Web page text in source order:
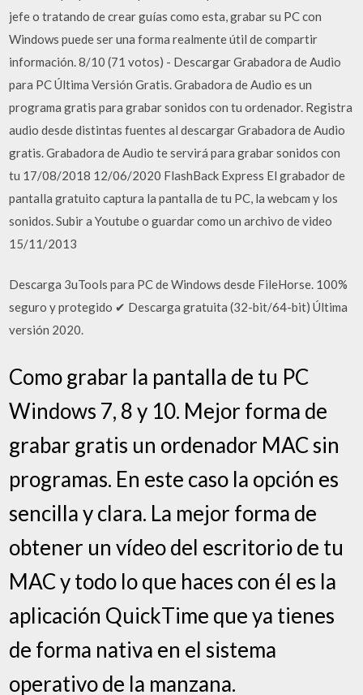
jefe o tratando de crear guías como esta, grabar su PC con
Windows puede ser una forma realmente útil de compartir
información. 8/10 (71 votos) - Descargar Grabadora de Audio
para PC Última Versión Gratis. Grabadora de Audio es un
programa gratis para grabar sonidos con tu ordenador. Registra
audio desde distintas fuentes al descargar Grabadora de Audio
gratis. Grabadora de Audio te servirá para grabar sonidos con
tu 17/08/2018 12/06/2020 FlashBack Express El grabador de
pantalla gratuito captura la pantalla de tu PC, la webcam y los
sonidos. Subir a Youtube o guardar como un archivo de video
15/11/2013
Descarga 3uTools para PC de Windows desde FileHorse. 100%
seguro y protegido ✔ Descarga gratuita (32-bit/64-bit) Última
versión 2020.
Como grabar la pantalla de tu PC
Windows 7, 8 y 10. Mejor forma de
grabar gratis un ordenador MAC sin
programas. En este caso la opción es
sencilla y clara. La mejor forma de
obtener un vídeo del escritorio de tu
MAC y todo lo que haces con él es la
aplicación QuickTime que ya tienes
de forma nativa en el sistema
operativo de la manzana.